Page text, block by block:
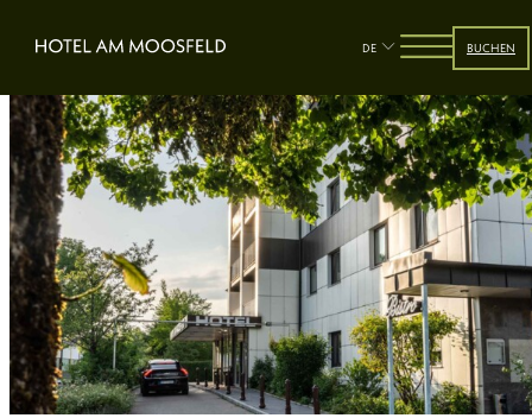
DE BUCHEN